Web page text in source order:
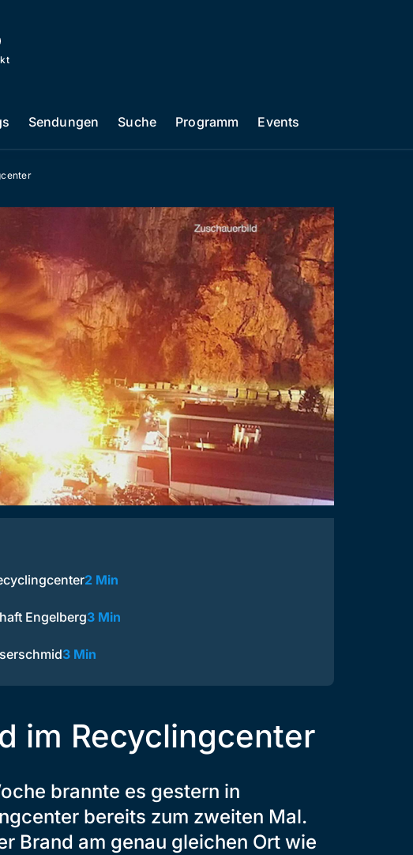
Sendungen Suche Programm Events
2 Min
Engelberg3 Min
3 Min
im Recyclingcenter
brannte es gestern in
bereits zum zweiten Mal.
Brand am genau gleichen Ort wie